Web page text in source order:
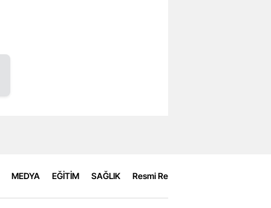
MEDYA EĞİTİM SAĞLIK Resmi Reklamlar